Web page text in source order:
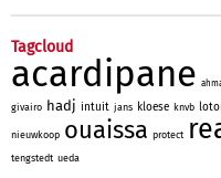
Tagcloud
acardipane
givairo hadj intuit jans kloese knvb
nieuwkoop ouaissa protect
tengstedt ueda